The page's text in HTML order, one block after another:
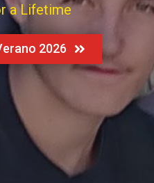
a Lifetime
2026